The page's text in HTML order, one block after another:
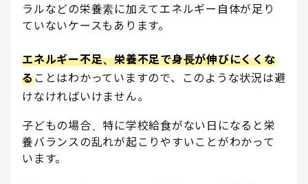
ラルなどの栄養素に加えてエネルギー自体が足り
ていないケースもあります。
エネルギー不足、栄養不足で身長が伸びにくくな
ることはわかっていますので、このような状況は避
けなければいけません。
子どもの場合、特に学校給食がない日になると栄
養バランスの乱れが起こりやすいことがわかって
います。